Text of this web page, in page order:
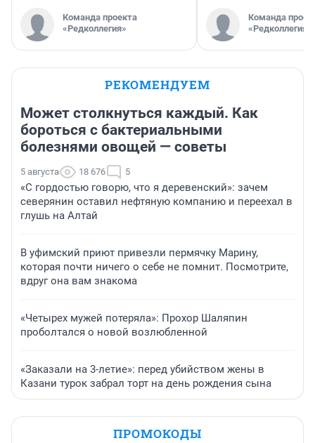
Команда проекта
«Редколлегия»
Команда
«Редколлегия»
РЕКОМЕНДУЕМ
Может столкнуться каждый. Как
бороться с бактериальными
болезнями овощей — советы
5 августа 18 676 5
«С гордостью говорю, что я деревенский»: зачем
северянин оставил нефтяную компанию и переехал в
глушь на Алтай
В уфимский приют привезли пермячку Марину,
которая почти ничего о себе не помнит. Посмотрите,
вдруг она вам знакома
«Четырех мужей потеряла»: Прохор Шаляпин
проболтался о новой возлюбленной
«Заказали на 3-летие»: перед убийством жены в
Казани турок забрал торт на день рождения сына
ПРОМОКОДЫ